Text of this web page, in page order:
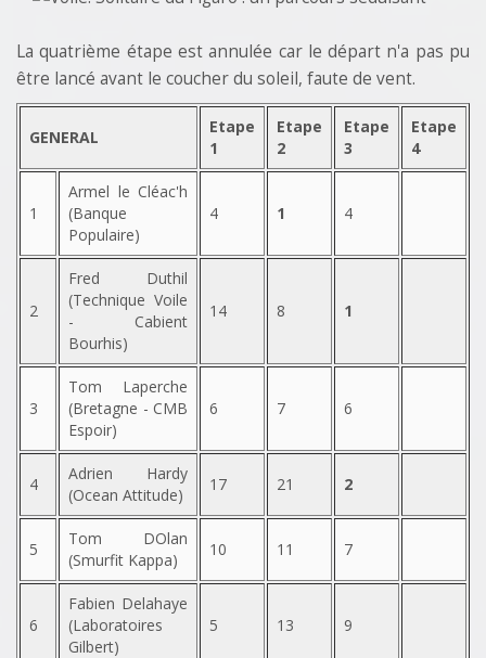
La quatrième étape est annulée car le départ n'a pas pu
être lancé avant le coucher du soleil, faute de vent.
GENERAL
Etape
1
Etape
2
Etape
3
Etape
4
1
Armel le Cléac'h
(Banque
Populaire)
4 1 4
2
Fred Duthil
(Technique Voile
- Cabient
Bourhis)
14 8 1
3
Tom Laperche
(Bretagne - CMB
Espoir)
6 7 6
4
Adrien Hardy
(Ocean Attitude)
17 21 2
5
Tom DOlan
(Smurfit Kappa)
10 11 7
6
Fabien Delahaye
(Laboratoires
Gilbert)
5 13 9